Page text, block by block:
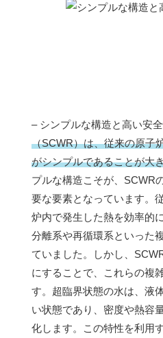
– シンプルな構造と高い安
（SCWR）は、従来の原子
がシンプルであることが大
プルな構造こそが、SCWR
要な要素となっています。
炉内で発生した熱を効率的
分離系や再循環系といった
ていました。しかし、
にすることで、これらの複
す。超臨界状態の水は、液
い状態であり、密度や熱容
化します。この特性を利用